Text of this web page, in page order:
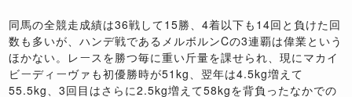
同馬の全競走成績は36戦して15勝、4着以下も14回と負けた回
数も多いが、ハンデ戦であるメルボルンCの3連覇は偉業という
ほかない。レースを勝つ毎に重い斤量を課せられ、現にマカイ
ビーディーヴァも初優勝時が51kg、翌年は4.5kg増えて
55.5kg、3回目はさらに2.5kg増えて58kgを背負ったなかでの